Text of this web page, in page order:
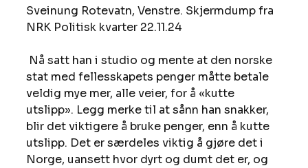
Sveinung Rotevatn, Venstre. Skjermdump fra
NRK Politisk kvarter 22.11.24
stat med fellesskapets penger måtte betale
veldig mye mer, alle veier, for å «kutte
utslipp». Legg merke til at sånn han snakker,
blir det viktigere å bruke penger, enn å kutte
utslipp. Det er særdeles viktig å gjøre det i
Norge, uansett hvor dyrt og dumt det er, og